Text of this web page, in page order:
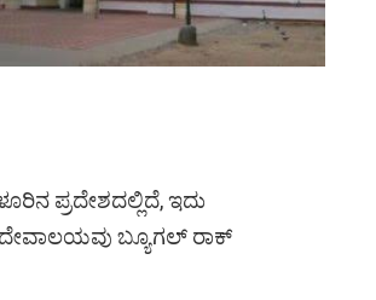
ಪ್ರದೇಶದಲ್ಲಿದೆ, ಇದು
ದೇವಾಲಯವು ಬ್ಯೂಗಲ್ ರಾಕ್